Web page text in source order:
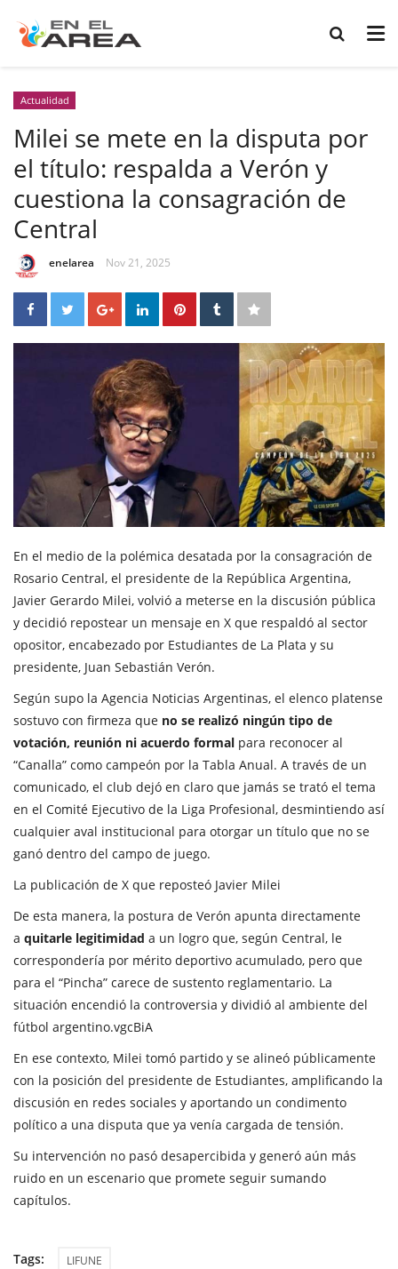
Actualidad
Milei se mete en la disputa por
el título: respalda a Verón y
cuestiona la consagración de
Central
enelarea Nov 21, 2025
En el medio de la polémica desatada por la consagración de
Rosario Central, el presidente de la República Argentina,
Javier Gerardo Milei, volvió a meterse en la discusión pública
y decidió repostear un mensaje en X que respaldó al sector
opositor, encabezado por Estudiantes de La Plata y su
presidente, Juan Sebastián Verón.
Según supo la Agencia Noticias Argentinas, el elenco platense
sostuvo con firmeza que no se realizó ningún tipo de
votación, reunión ni acuerdo formal para reconocer al
“Canalla” como campeón por la Tabla Anual. A través de un
comunicado, el club dejó en claro que jamás se trató el tema
en el Comité Ejecutivo de la Liga Profesional, desmintiendo así
cualquier aval institucional para otorgar un título que no se
ganó dentro del campo de juego.
La publicación de X que reposteó Javier Milei
De esta manera, la postura de Verón apunta directamente
a quitarle legitimidad a un logro que, según Central, le
correspondería por mérito deportivo acumulado, pero que
para el “Pincha” carece de sustento reglamentario. La
situación encendió la controversia y dividió al ambiente del
fútbol argentino.vgcBiA
En ese contexto, Milei tomó partido y se alineó públicamente
con la posición del presidente de Estudiantes, amplificando la
discusión en redes sociales y aportando un condimento
político a una disputa que ya venía cargada de tensión.
Su intervención no pasó desapercibida y generó aún más
ruido en un escenario que promete seguir sumando
capítulos.
Tags: LIFUNE